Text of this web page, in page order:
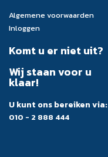
Algemene voorwaarden
Inloggen
Komt u er niet uit?
Wij staan voor u
klaar!
U kunt ons bereiken via:
010 - 2 888 444